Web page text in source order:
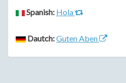
Spanish: Hola
Dautch:Guten Aben